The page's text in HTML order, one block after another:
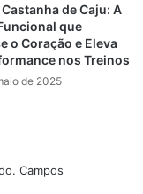
energético
: melhora a
a batata pode
de Caju: A
que
o Coração e Eleva
nos Treinos
de 2025
Campos